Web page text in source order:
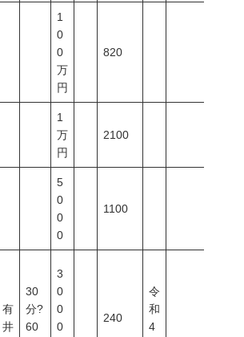
1
0
0
万
円
820
1
万
円
2100
5
0
0
0
1100
有
井
30
分?
60
3
0
0
0
240
令
和
4